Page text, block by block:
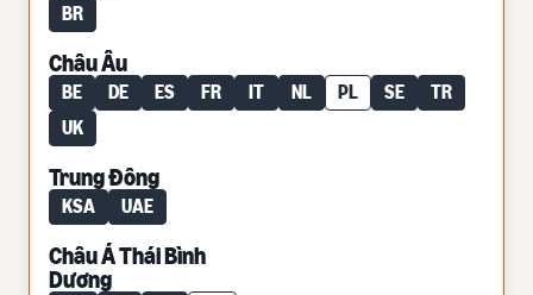
BR
Châu Âu
BE DE ES FR IT NL PL SE
TR
UK
Trung Đông
KSA UAE
Châu Á Thái Bình
Dương